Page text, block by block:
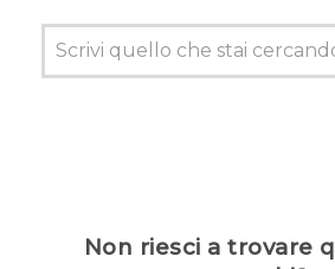
Non riesci a trovare